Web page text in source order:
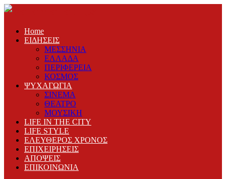
Home
ΕΙΔΗΣΕΙΣ
ΜΕΣΣΗΝΙΑ
ΕΛΛΑΔΑ
ΠΕΡΙΦΕΡΕΙΑ
ΚΟΣΜΟΣ
ΨΥΧΑΓΩΓΙΑ
ΣΙΝΕΜΑ
ΘΕΑΤΡΟ
ΜΟΥΣΙΚΗ
LIFE IN THE CITY
LIFE STYLE
ΕΛΕΥΘΕΡΟΣ ΧΡΟΝΟΣ
ΕΠΙΧΕΙΡΗΣΕΙΣ
ΑΠΟΨΕΙΣ
ΕΠΙΚΟΙΝΩΝΙΑ